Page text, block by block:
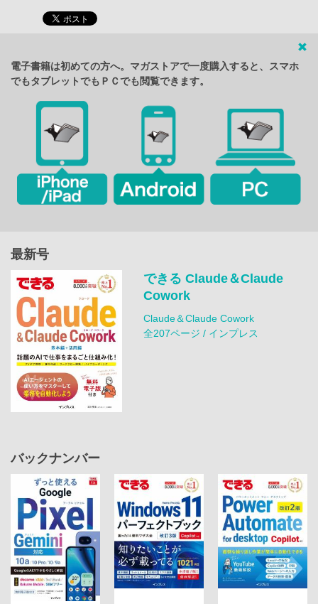
電子書籍は初めての方へ。マガストアで一度購入すると、スマホ
でもタブレットでもＰＣでも閲覧できます。
最新号
できる Claude＆Claude
Cowork
Claude＆Claude Cowork
全207ページ / インプレス
バックナンバー